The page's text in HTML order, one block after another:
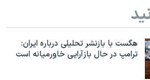
هگست با بازنشر تحلیلی درباره ایران:
ترامپ در حال بازآرایی خاورمیانه است